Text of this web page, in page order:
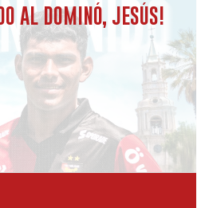
AL DOMINÓ, JESÚS!